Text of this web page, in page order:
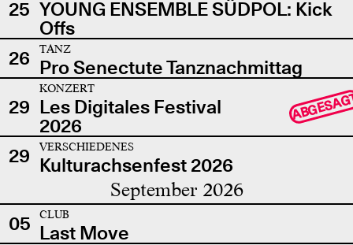
25 YOUNG ENSEMBLE SÜDPOL: Kick
Offs
26
TANZ
Pro Senectute Tanznachmittag
29
KONZERT
Les Digitales Festival
2026
29 VERSCHIEDENES
Kulturachsenfest 2026
September 2026
05 CLUB
Last Move